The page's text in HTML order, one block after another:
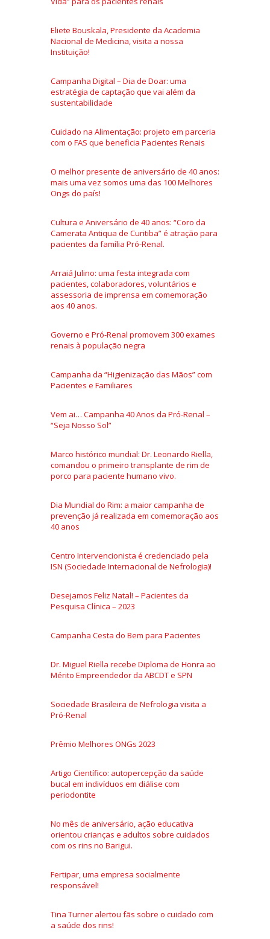
Eliete Bouskala, Presidente da Academia
Nacional de Medicina, visita a nossa
Instituição!
Campanha Digital – Dia de Doar: uma
estratégia de captação que vai além da
sustentabilidade
Cuidado na Alimentação: projeto em parceria
com o FAS que beneficia Pacientes Renais
O melhor presente de aniversário de 40 anos:
mais uma vez somos uma das 100 Melhores
Ongs do país!
Cultura e Aniversário de 40 anos: “Coro da
Camerata Antiqua de Curitiba” é atração para
pacientes da família Pró-Renal.
Arraiá Julino: uma festa integrada com
pacientes, colaboradores, voluntários e
assessoria de imprensa em comemoração
aos 40 anos.
Governo e Pró-Renal promovem 300 exames
renais à população negra
Campanha da “Higienização das Mãos” com
Pacientes e Familiares
Vem ai… Campanha 40 Anos da Pró-Renal –
“Seja Nosso Sol”
Marco histórico mundial: Dr. Leonardo Riella,
comandou o primeiro transplante de rim de
porco para paciente humano vivo.
Dia Mundial do Rim: a maior campanha de
prevenção já realizada em comemoração aos
40 anos
Centro Intervencionista é credenciado pela
ISN (Sociedade Internacional de Nefrologia)!
Desejamos Feliz Natal! – Pacientes da
Pesquisa Clínica – 2023
Campanha Cesta do Bem para Pacientes
Dr. Miguel Riella recebe Diploma de Honra ao
Mérito Empreendedor da ABCDT e SPN
Sociedade Brasileira de Nefrologia visita a
Pró-Renal
Prêmio Melhores ONGs 2023
Artigo Científico: autopercepção da saúde
bucal em indivíduos em diálise com
periodontite
No mês de aniversário, ação educativa
orientou crianças e adultos sobre cuidados
com os rins no Barigui.
Fertipar, uma empresa socialmente
responsável!
Tina Turner alertou fãs sobre o cuidado com
a saúde dos rins!